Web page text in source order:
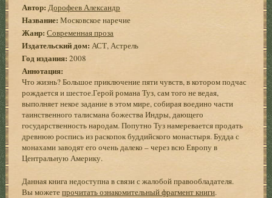
Автор: Дорофеев Александр
Название: Московское наречие
Жанр: Современная проза
Издательский дом: АСТ, Астрель
Год издания: 2008
Аннотация:
Что жизнь? Большое приключение пяти чувств, в котором подчас
рождается и шестое.Герой романа Туз, сам того не ведая,
выполняет некое задание в этом мире, собирая воедино части
таинственного талисмана божества Индры, дающего
государственность народам. Попутно Туз намеревается продать
древнюю роспись из раскопок буддийского монастыря. Будда с
монахами заводят его очень далеко – через всю Европу в
Центральную Америку.
Данная книга недоступна в связи с жалобой правообладателя.
Вы можетепрочитать ознакомительный фрагмент книги.